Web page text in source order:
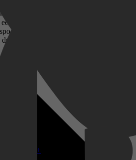
Disney+
overvallers actief, die telkens
motoren vandoor gaan. De politie staat
politieman, wordt op de zaak
Met de hulp van mechanicien annex
bende op te rollen.